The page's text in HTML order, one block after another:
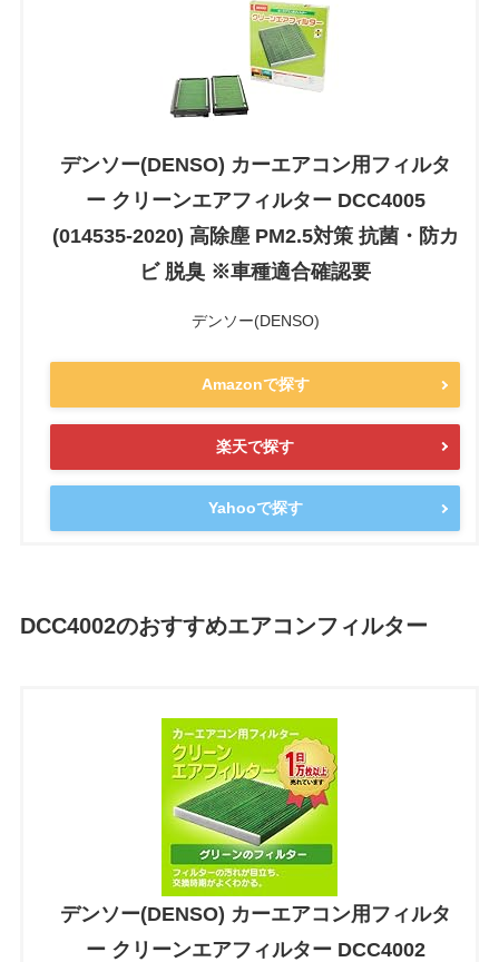
デンソー(DENSO) カーエアコン用フィルタ
ー クリーンエアフィルター DCC4005
(014535-2020) 高除塵 PM2.5対策 抗菌・防カ
ビ 脱臭 ※車種適合確認要
デンソー(DENSO)
Amazonで探す
楽天で探す
Yahooで探す
DCC4002のおすすめエアコンフィルター
デンソー(DENSO) カーエアコン用フィルタ
ー クリーンエアフィルター DCC4002